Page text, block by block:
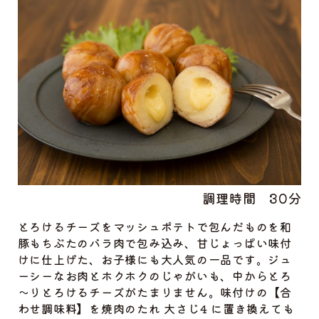
調理時間 30分
とろけるチーズをマッシュポテトで包んだものを和
豚もちぶたのバラ肉で包み込み、甘じょっぱい味付
けに仕上げた、お子様にも大人気の一品です。ジュ
ーシーなお肉とホクホクのじゃがいも、中からとろ
～りとろけるチーズがたまりません。味付けの【合
わせ調味料】を焼肉のたれ 大さじ4 に置き換えても